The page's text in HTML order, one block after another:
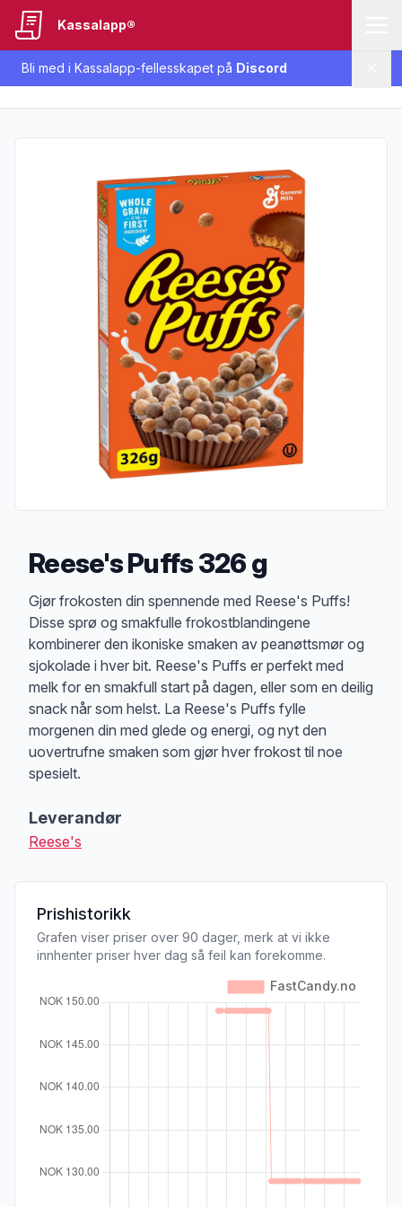
Bli med i Kassalapp-fellesskapet på Discord
Kassalapp®
Reese's Puffs 326 g
Produktbeskrivelse
Gjør frokosten din spennende med Reese's Puffs!
Disse sprø og smakfulle frokostblandingene
kombinerer den ikoniske smaken av peanøttsmør og
sjokolade i hver bit. Reese's Puffs er perfekt med
melk for en smakfull start på dagen, eller som en deilig
snack når som helst. La Reese's Puffs fylle
morgenen din med glede og energi, og nyt den
uovertrufne smaken som gjør hver frokost til noe
spesielt.
Leverandør
Reese's
Prishistorikk
Grafen viser priser over 90 dager, merk at vi ikke
innhenter priser hver dag så feil kan forekomme.